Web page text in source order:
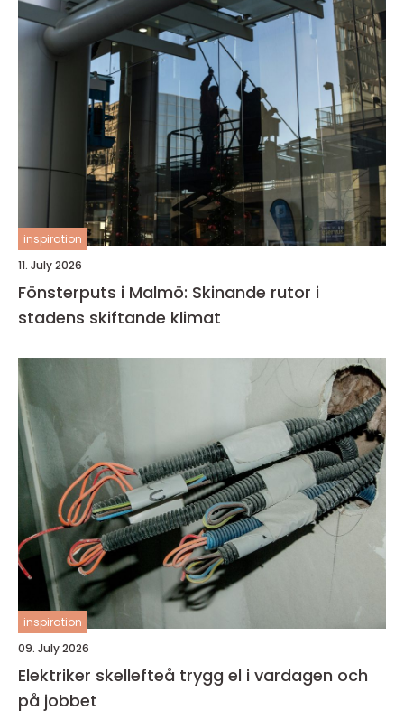
inspiration
11. July 2026
Fönsterputs i Malmö: Skinande rutor i
stadens skiftande klimat
inspiration
09. July 2026
Elektriker skellefteå trygg el i vardagen och
på jobbet